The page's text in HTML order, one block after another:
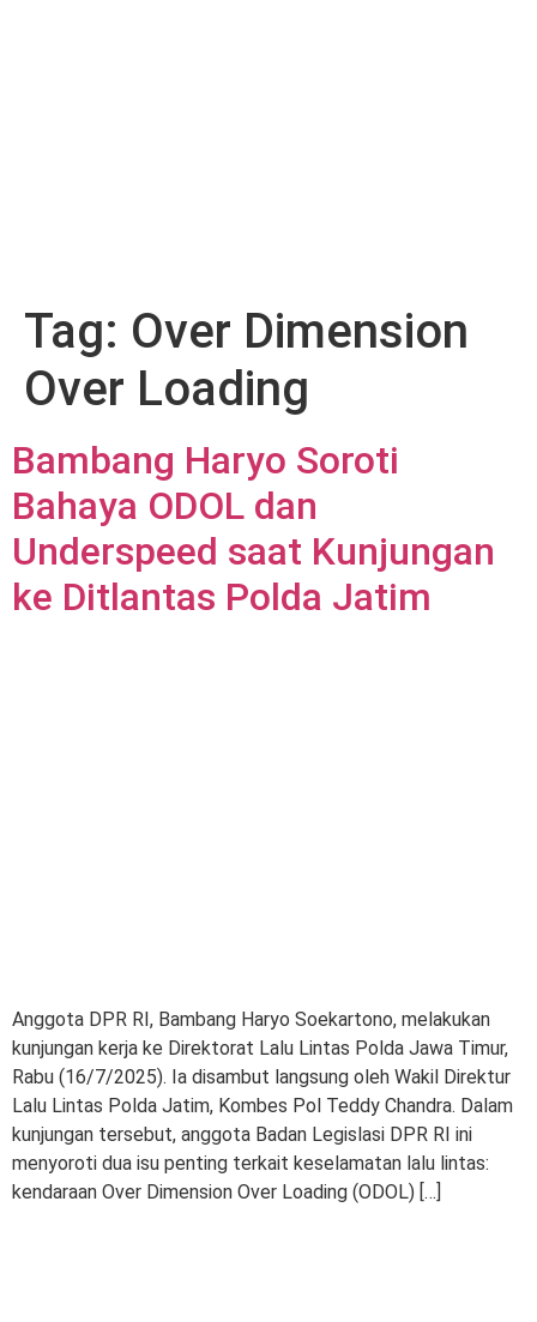
Tag: Over Dimension
Over Loading
Bambang Haryo Soroti
Bahaya ODOL dan
Underspeed saat Kunjungan
ke Ditlantas Polda Jatim
Anggota DPR RI, Bambang Haryo Soekartono, melakukan
kunjungan kerja ke Direktorat Lalu Lintas Polda Jawa Timur,
Rabu (16/7/2025). Ia disambut langsung oleh Wakil Direktur
Lalu Lintas Polda Jatim, Kombes Pol Teddy Chandra. Dalam
kunjungan tersebut, anggota Badan Legislasi DPR RI ini
menyoroti dua isu penting terkait keselamatan lalu lintas:
kendaraan Over Dimension Over Loading (ODOL) […]